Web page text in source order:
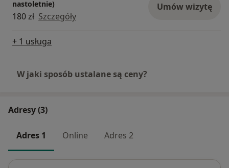
nastoletnie)
180 zł Szczegóły
Umów wizytę
+ 1 usługa
W jaki sposób ustalane są ceny?
Adresy (3)
Adres 1 Online Adres 2